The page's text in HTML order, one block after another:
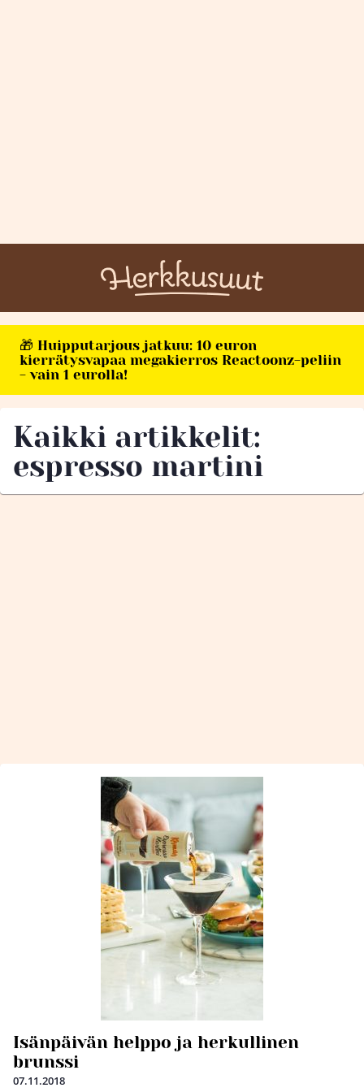
🎁 Huipputarjous jatkuu: 10 euron
kierrätysvapaa megakierros Reactoonz-peliin
- vain 1 eurolla!
Kaikki artikkelit:
espresso martini
Isänpäivän helppo ja herkullinen
brunssi
07.11.2018